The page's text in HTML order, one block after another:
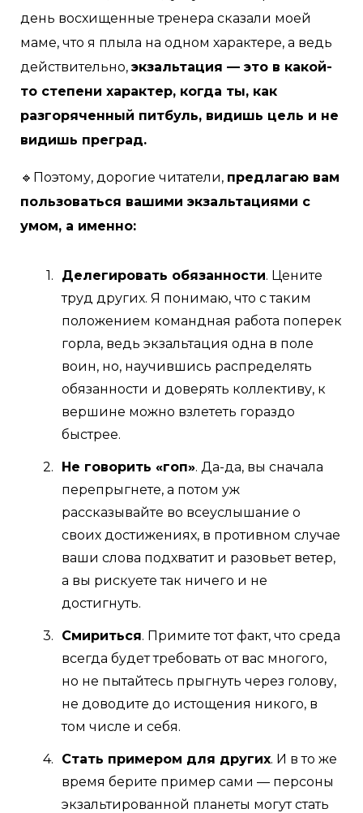
день восхищенные тренера сказали моей
маме, что я плыла на одном характере, а ведь
действительно, экзальтация — это в какой-
то степени характер, когда ты, как
разгоряченный питбуль, видишь цель и не
видишь преград.
🔹Поэтому, дорогие читатели, предлагаю вам
пользоваться вашими экзальтациями с
умом, а именно:
Делегировать обязанности. Цените
труд других. Я понимаю, что с таким
положением командная работа поперек
горла, ведь экзальтация одна в поле
воин, но, научившись распределять
обязанности и доверять коллективу, к
вершине можно взлететь гораздо
быстрее.
Не говорить «гоп». Да-да, вы сначала
перепрыгнете, а потом уж
рассказывайте во всеуслышание о
своих достижениях, в противном случае
ваши слова подхватит и разовьет ветер,
а вы рискуете так ничего и не
достигнуть.
Смириться. Примите тот факт, что среда
всегда будет требовать от вас многого,
но не пытайтесь прыгнуть через голову,
не доводите до истощения никого, в
том числе и себя.
Стать примером для других. И в то же
время берите пример сами — персоны
экзальтированной планеты могут стать